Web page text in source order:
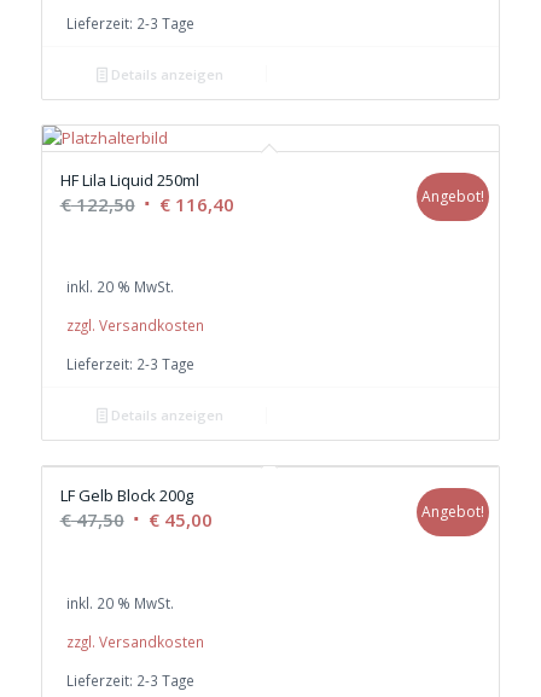
Lieferzeit: 2-3 Tage
Details anzeigen
HF Lila Liquid 250ml
€122,50 Ursprünglicher
€ 122,50
€116,40Aktueller
Angebot!
inkl. 20 % MwSt.
zzgl. Versandkosten
Lieferzeit: 2-3 Tage
Details anzeigen
LF Gelb Block 200g
€47,50 Ursprünglicher
€ 47,50
€45,00Aktueller
Angebot!
inkl. 20 % MwSt.
zzgl. Versandkosten
Lieferzeit: 2-3 Tage